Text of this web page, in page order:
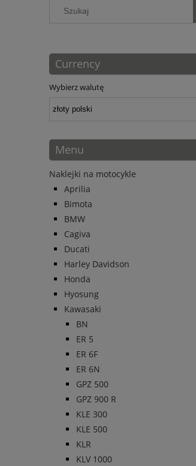
Currency
Wybierz walutę
Menu
Naklejki na motocykle
Aprilia
Bimota
BMW
Cagiva
Ducati
Harley Davidson
Honda
Hyosung
Kawasaki
BN
ER 5
ER 6F
ER 6N
GPZ 500
GPZ 900 R
KLE 300
KLE 500
KLR
KLV 1000